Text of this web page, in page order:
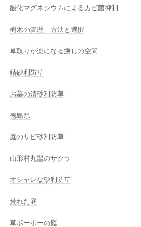
酸化マグネシウムによるカビ菌抑制
樹木の管理｜方法と選択
草取りが楽になる癒しの空間
錆砂利防草
お墓の錆砂利防草
徳島県
庭のサビ砂利防草
山形村丸髷のサクラ
オシャレな砂利防草
荒れた庭
草ボーボーの庭